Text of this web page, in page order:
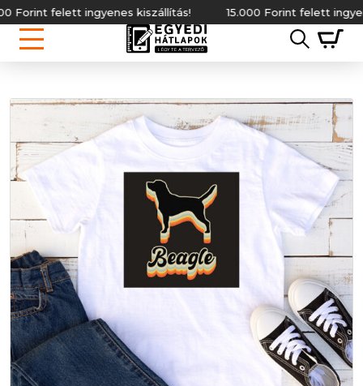
felett ingyenes kiszállítás! 15.000 Forint felett ingyenes